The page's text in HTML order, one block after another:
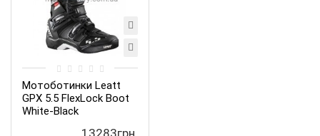
Мотоботинки Leatt
GPX 5.5 FlexLock Boot
White-Black
13283грн.